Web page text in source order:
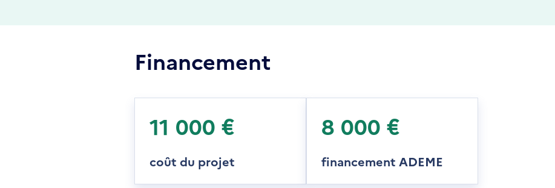
Financement
11 000 €
coût du projet
8 000 €
financement ADEME